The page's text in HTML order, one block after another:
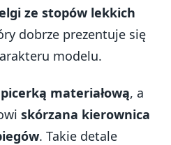
ze stopów lekkich
dobrze prezentuje się
modelu.
materiałową, a
skórzana kierownica
. Takie detale